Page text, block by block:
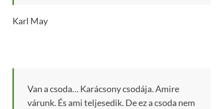
Karl May
Van a csoda… Karácsony csodája. Amire
várunk. És ami teljesedik. De ez a csoda nem